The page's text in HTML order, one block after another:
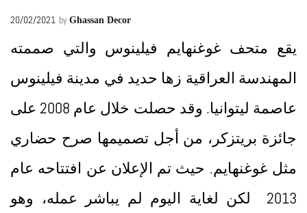
20/02/2021 by Ghassan Decor
يقع متحف غوغنهايم فيلينوس والتي صممته
المهندسة العراقية زها حديد في مدينة فيلينوس
عاصمة ليتوانيا. وقد حصلت خلال عام 2008 على
جائزة بريتزكر، من أجل تصميمها صرح حضاري
مثل غوغنهايم. حيث تم الإعلان عن افتتاحه عام
2013 لكن لغاية اليوم لم يباشر عمله، وهو